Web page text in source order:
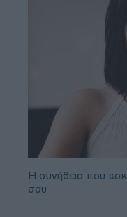
Η συνήθεια που
σου